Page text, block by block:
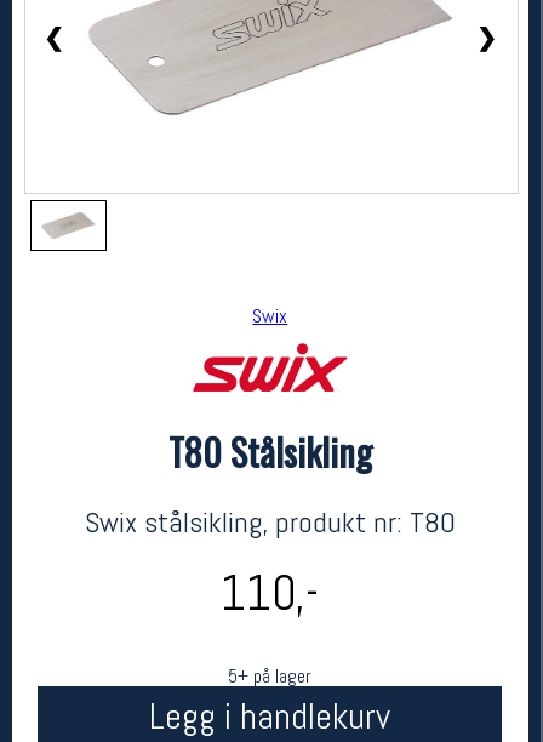
❮ ❯
Swix
T80 Stålsikling
Swix stålsikling, produkt nr: T80
110,-
5+ på lager
Legg i handlekurv
Swix
kr 110